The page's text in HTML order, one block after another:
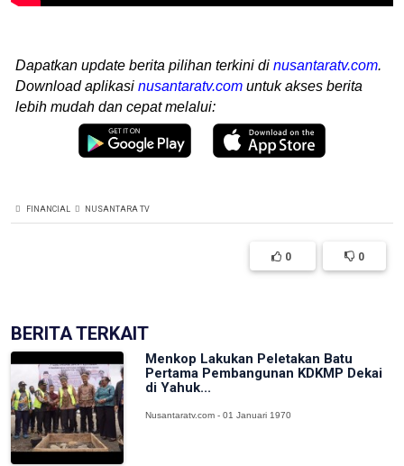
Dapatkan update berita pilihan terkini di nusantaratv.com.
Download aplikasi nusantaratv.com untuk akses berita
lebih mudah dan cepat melalui:
FINANCIAL NUSANTARA TV
0 0
BERITA TERKAIT
Menkop Lakukan Peletakan Batu
Pertama Pembangunan KDKMP Dekai
di Yahuk...
Nusantaratv.com - 01 Januari 1970